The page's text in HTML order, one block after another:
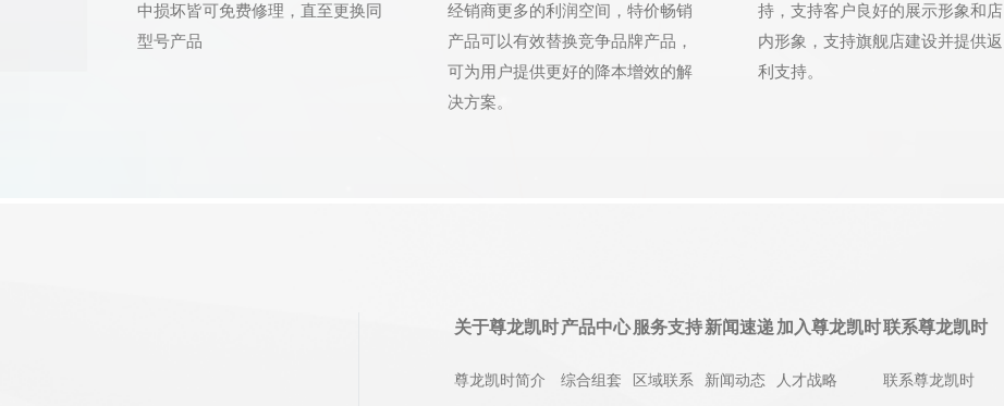
中损坏皆可免费修理，直至更换同
型号产品
经销商更多的利润空间，特价畅销
产品可以有效替换竞争品牌产品，
可为用户提供更好的降本增效的解
决方案。
持，支持客户良好的展示形象和店
内形象，支持旗舰店建设并提供返
利支持。
关于尊龙凯时
尊龙凯时简介
产品中心
综合组套
服务支持
区域联系
新闻速递
新闻动态
加入尊龙凯时
人才战略
联系尊龙凯时
联系尊龙凯时